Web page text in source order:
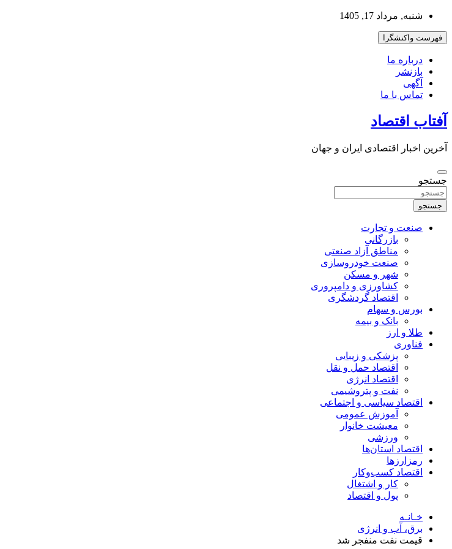
بروید
شنبه, مرداد 17, 1405
فهرست واکنشگرا
درباره ما
بازنشر
آگهی
تماس با ما
آفتاب اقتصاد
آخرین اخبار اقتصادی ایران و جهان
جستجو
جستجو
صنعت و تجارت
بازرگانی
مناطق آزاد صنعتی
صنعت خودروسازی
شهر و مسکن
کشاورزی و دامپروری
اقتصاد گردشگری
بورس و سهام
بانک و بیمه
طلا و ارز
فناوری
پزشکی و زیبایی
اقتصاد حمل و نقل
اقتصاد انرژی
نفت و پتروشیمی
اقتصاد سیاسی و اجتماعی
آموزش عمومی
معیشت خانوار
ورزشی
اقتصاد استان‌ها
رمزارزها
اقتصاد کسب‌و‌کار
کار و اشتغال
پول و اقتصاد
خـانـه
برق، آب و انرژی
قیمت نفت منفجر شد